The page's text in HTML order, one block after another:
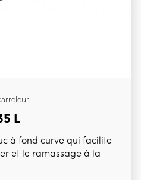
L
à fond curve qui facilite
et le ramassage à la